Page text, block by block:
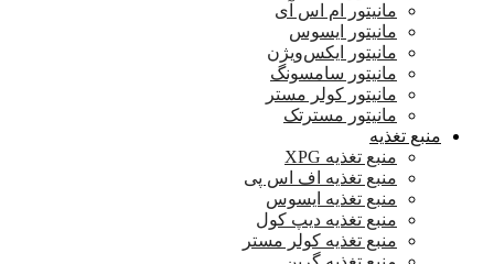
مانیتور ام اس آی
مانیتور ایسوس
مانیتور ایکس‌ویژن
مانیتور سامسونگ
مانیتور کولر مستر
مانیتور مسترتک
منبع تغذیه
منبع تغذیه XPG
منبع تغذیه اف اس پی
منبع تغذیه ایسوس
منبع تغذیه دیپ کول
منبع تغذیه کولر مستر